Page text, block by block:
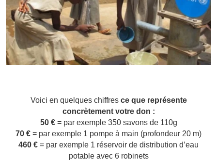
Voici en quelques chiffres ce que représente
concrètement votre don :
50 €= par exemple 350 savons de 110g
70 € = par exemple 1 pompe à main (profondeur 20 m)
460 € = par exemple 1 réservoir de distribution d’eau
potable avec 6 robinets